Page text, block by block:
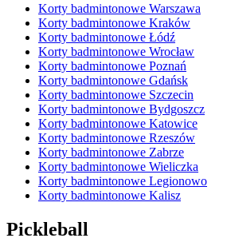
Korty badmintonowe Warszawa
Korty badmintonowe Kraków
Korty badmintonowe Łódź
Korty badmintonowe Wrocław
Korty badmintonowe Poznań
Korty badmintonowe Gdańsk
Korty badmintonowe Szczecin
Korty badmintonowe Bydgoszcz
Korty badmintonowe Katowice
Korty badmintonowe Rzeszów
Korty badmintonowe Zabrze
Korty badmintonowe Wieliczka
Korty badmintonowe Legionowo
Korty badmintonowe Kalisz
Pickleball